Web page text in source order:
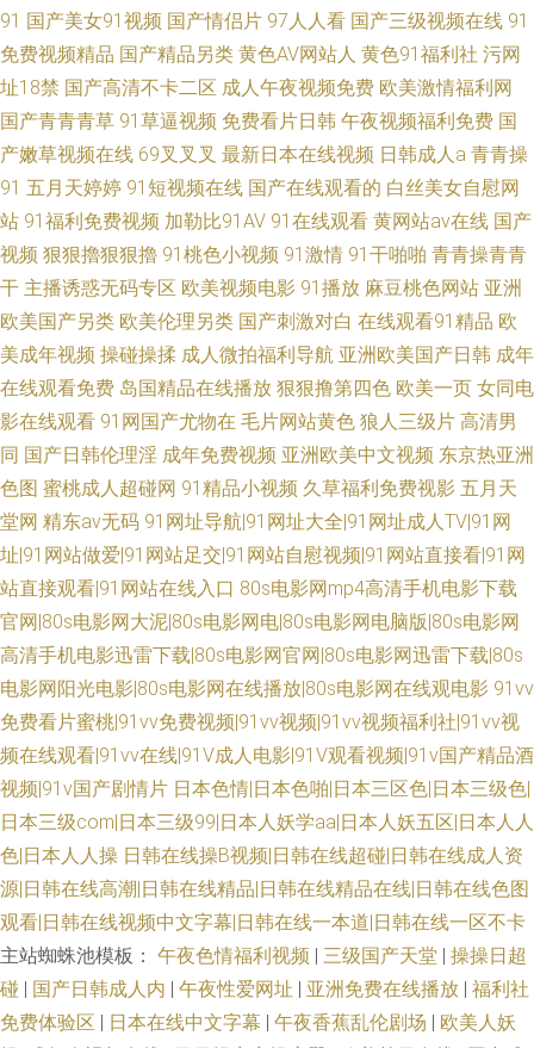
91 国产美女91视频 国产情侣片 97人人看 国产三级视频在线 91
免费视频精品 国产精品另类 黄色AV网站人 黄色91福利社 污网
址18禁 国产高清不卡二区 成人午夜视频免费 欧美激情福利网
国产青青青草 91草逼视频 免费看片日韩 午夜视频福利免费 国
产嫩草视频在线 69叉叉叉 最新日本在线视频 日韩成人a 青青操
91 五月天婷婷 91短视频在线 国产在线观看的 白丝美女自慰网
站 91福利免费视频 加勒比91AV 91在线观看 黄网站av在线 国产
视频 狠狠擼狠狠擼 91桃色小视频 91激情 91干啪啪 青青操青青
干 主播诱惑无码专区 欧美视频电影 91播放 麻豆桃色网站 亚洲
欧美国产另类 欧美伦理另类 国产刺激对白 在线观看91精品 欧
美成年视频 操碰操揉 成人微拍福利导航 亚洲欧美国产日韩 成年
在线观看免费 岛国精品在线播放 狠狠撸第四色 欧美一页 女同电
影在线观看 91网国产尤物在 毛片网站黄色 狼人三级片 高清男
同 国产日韩伦理淫 成年免费视频 亚洲欧美中文视频 东京热亚洲
色图 蜜桃成人超碰网 91精品小视频 久草福利免费视影 五月天
堂网 精东av无码 91网址导航|91网址大全|91网址成人TV|91网
址|91网站做爱|91网站足交|91网站自慰视频|91网站直接看|91网
站直接观看|91网站在线入口 80s电影网mp4高清手机电影下载
官网|80s电影网大泥|80s电影网电|80s电影网电脑版|80s电影网
高清手机电影迅雷下载|80s电影网官网|80s电影网迅雷下载|80s
电影网阳光电影|80s电影网在线播放|80s电影网在线观电影 91vv
免费看片蜜桃|91vv免费视频|91vv视频|91vv视频福利社|91vv视
频在线观看|91vv在线|91V成人电影|91V观看视频|91v国产精品酒
视频|91v国产剧情片 日本色情|日本色啪|日本三区色|日本三级色|
日本三级com|日本三级99|日本人妖学aa|日本人妖五区|日本人人
色|日本人人操 日韩在线操B视频|日韩在线超碰|日韩在线成人资
源|日韩在线高潮|日韩在线精品|日韩在线精品在线|日韩在线色图
观看|日韩在线视频中文字幕|日韩在线一本道|日韩在线一区不卡
主站蜘蛛池模板： 午夜色情福利视频 | 三级国产天堂 | 操操日超
碰 | 国产日韩成人内 | 午夜性爱网址 | 亚洲免费在线播放 | 福利社
免费体验区 | 日本在线中文字幕 | 午夜香蕉乱伦剧场 | 欧美人妖